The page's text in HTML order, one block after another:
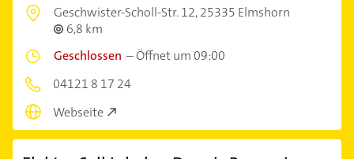
Geschwister-Scholl-Str. 12,25335 Elmshorn
6,8 km
Geschlossen –Öffnet um 09:00
04121 8 17 24
Webseite